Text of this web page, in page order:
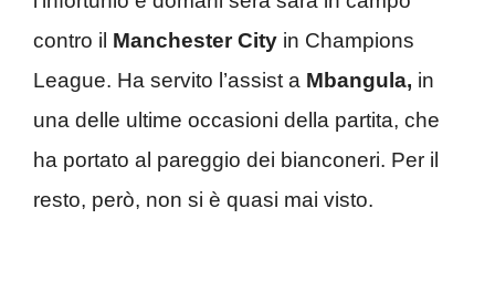
contro il Manchester City in Champions
League. Ha servito l’assist a Mbangula, in
una delle ultime occasioni della partita, che
ha portato al pareggio dei bianconeri. Per il
resto, però, non si è quasi mai visto.